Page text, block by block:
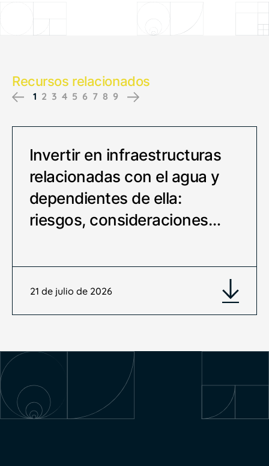
Recursos relacionados
Previous
1 2 3 4 5 6 7 8 9
Invertir en infraestructuras
relacionadas con el agua y
dependientes de ella:
riesgos, consideraciones…
21 de julio de 2026